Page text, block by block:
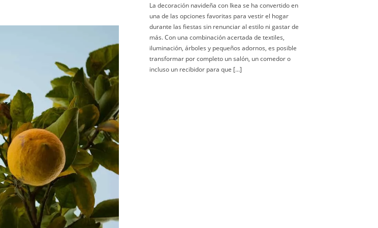
La decoración navideña con Ikea se ha convertido en
una de las opciones favoritas para vestir el hogar
durante las fiestas sin renunciar al estilo ni gastar de
más. Con una combinación acertada de textiles,
iluminación, árboles y pequeños adornos, es posible
transformar por completo un salón, un comedor o
incluso un recibidor para que […]